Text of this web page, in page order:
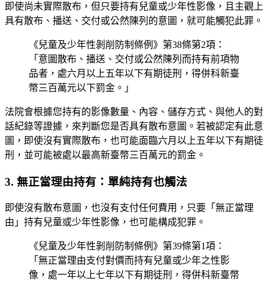
即使尚未實際散布，但只要持有兒童或少年性影像，且主觀上
具有散布、播送、交付或公然陳列的意圖，就可能觸犯此罪。
《兒童及少年性剝削防制條例》第38條第2項：
「意圖散布、播送、交付或公然陳列而持有前項物
品者，處六月以上五年以下有期徒刑，得併科新臺
幣三百萬元以下罰金。」
法院會根據您持有的影像數量、內容、儲存方式、與他人的對
話紀錄等證據，來判斷您是否具有散布意圖。若被認定有此意
圖，即使沒有實際散布，也可能面臨六月以上五年以下有期徒
刑，並可能被處以最高新臺幣三百萬元的罰金。
3. 無正當理由持有：單純持有也觸法
即使沒有散布意圖，也沒有支付任何費用，只要「無正當理
由」持有兒童或少年性影像，也可能構成犯罪。
《兒童及少年性剝削防制條例》第39條第1項：
「無正當理由支付對價而持有兒童或少年之性影
像，處一年以上七年以下有期徒刑，得併科新臺幣